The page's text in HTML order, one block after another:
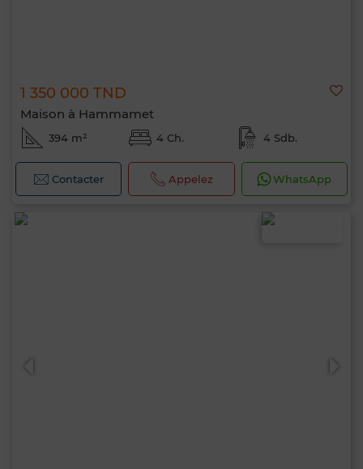
1 350 000 TND
Maison à Hammamet
394 m² 4 Ch. 4 Sdb.
Contacter Appelez WhatsApp